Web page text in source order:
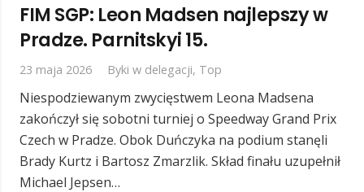
FIM SGP: Leon Madsen najlepszy w
Pradze. Parnitskyi 15.
23 maja 2026 Byki w delegacji, Top
Niespodziewanym zwycięstwem Leona Madsena
zakończył się sobotni turniej o Speedway Grand Prix
Czech w Pradze. Obok Duńczyka na podium stanęli
Brady Kurtz i Bartosz Zmarzlik. Skład finału uzupełnił
Michael Jepsen…